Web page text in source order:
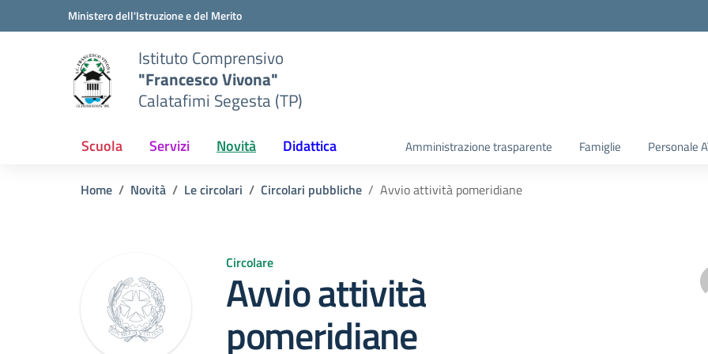
Vai ai contenuti
Vai al menu di navigazioneMinistero dell'Istruzione e del Merito
Istituto Comprensivo
"Francesco Vivona"
Calatafimi Segesta (TP)
Scuola Servizi Novità Didattica Amministrazione trasparente Famiglie Personale
Home Novità Le circolari Circolari pubbliche Avvio attività pomeridiane
Circolare
Avvio attività
pomeridiane